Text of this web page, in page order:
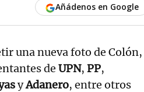
Añádenos en Google
una nueva foto de Colón,
de UPN, PP,
yAdanero, entre otros